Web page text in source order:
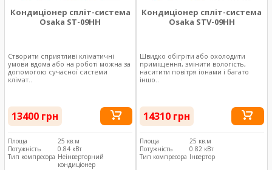
Кондиціонер спліт-система
Osaka ST-09HH
Створити сприятливі кліматичні
умови вдома або на роботі можна за
допомогою сучасної системи
клімат..
13400 грн
Площа
25 кв.м
Потужність
0.84 кВт
Тип компресора Неінверторний
кондиціонер
Кондиціонер спліт-система
Osaka STV-09HH
Швидко обігріти або охолодити
приміщення, змінити вологість,
наситити повітря іонами і багато
іншо..
14310 грн
Площа
25 кв.м
Потужність
0.82 кВт
Тип компресора Інвертор